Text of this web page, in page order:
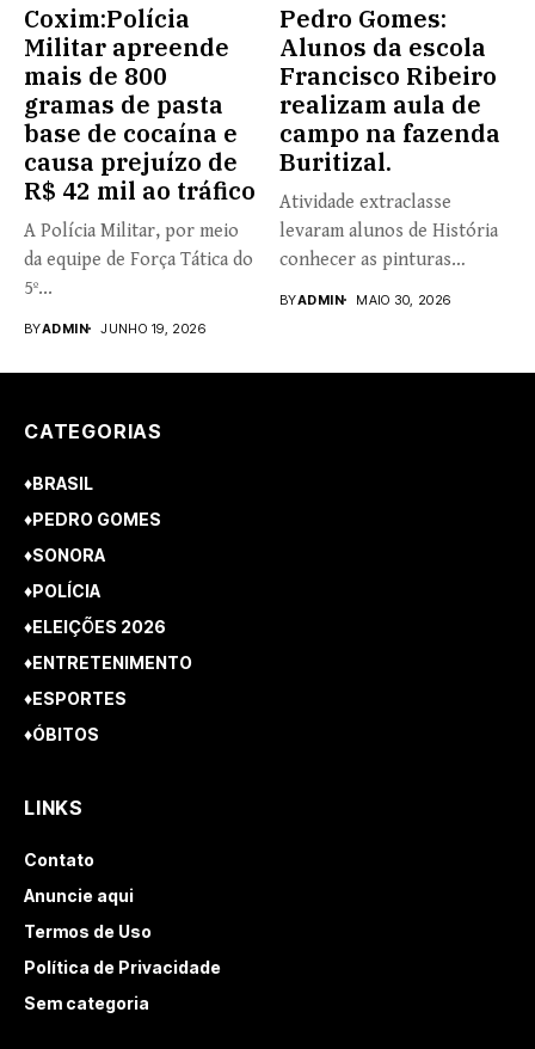
Coxim:Polícia
Militar apreende
mais de 800
gramas de pasta
base de cocaína e
causa prejuízo de
R$ 42 mil ao tráfico
A Polícia Militar, por meio
da equipe de Força Tática do
5º...
BYADMIN JUNHO 19, 2026
Pedro Gomes:
Alunos da escola
Francisco Ribeiro
realizam aula de
campo na fazenda
Buritizal.
Atividade extraclasse
levaram alunos de História
conhecer as pinturas
BYADMIN MAIO 30, 2026
CATEGORIAS
♦BRASIL
♦PEDRO GOMES
♦SONORA
♦POLÍCIA
♦ELEIÇÕES 2026
♦ENTRETENIMENTO
♦ESPORTES
♦ÓBITOS
LINKS
Contato
Anuncie aqui
Termos de Uso
Política de Privacidade
Sem categoria